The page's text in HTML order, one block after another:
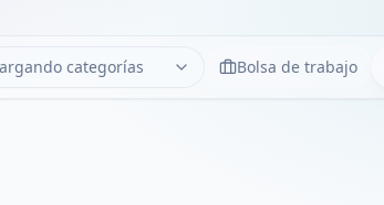
categorías LimpiarBolsa de trabajo